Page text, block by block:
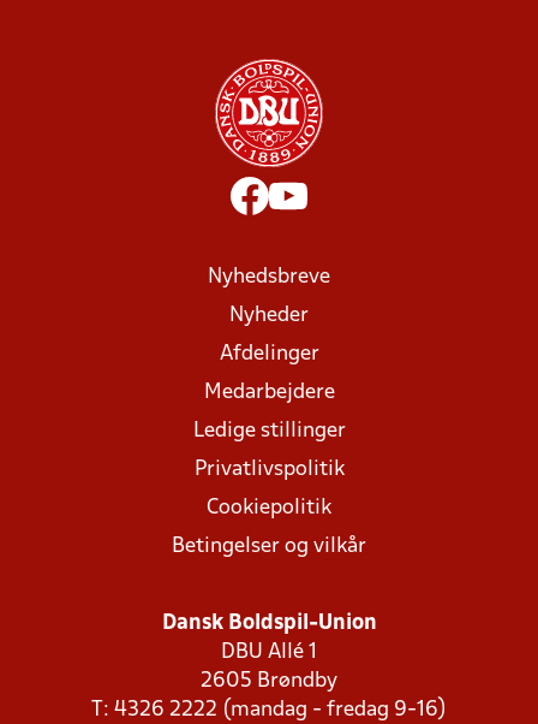
Nyhedsbreve
Nyheder
Afdelinger
Medarbejdere
Ledige stillinger
Privatlivspolitik
Cookiepolitik
Betingelser og vilkår
Dansk Boldspil-Union
DBU Allé 1
2605 Brøndby
T: 4326 2222 (mandag - fredag 9-16)